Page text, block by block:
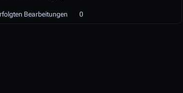
Bearbeitungen 0